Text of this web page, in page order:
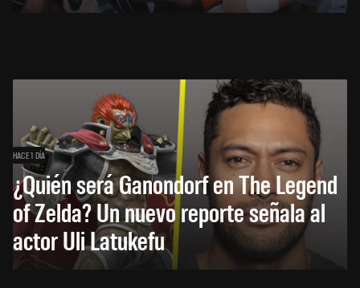
HACE 1 DÍA
¿Quién será Ganondorf en The Legend
of Zelda? Un nuevo reporte señala al
actor Uli Latukefu